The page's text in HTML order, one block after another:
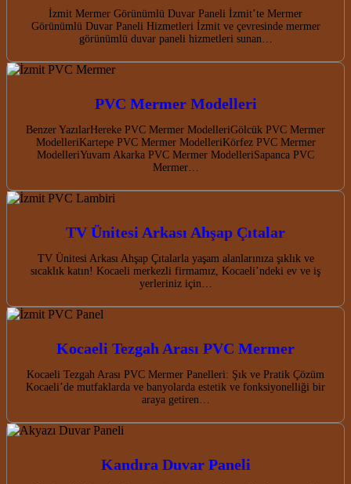
İzmit Mermer Görünümlü Duvar Paneli İzmit’te Mermer
Görünümlü Duvar Paneli Hizmetleri İzmit ve çevresinde mermer
görünümlü duvar paneli hizmetleri sunan…
PVC Mermer Modelleri
Benzer YazılarHereke PVC Mermer ModelleriGölcük PVC Mermer
ModelleriKartepe PVC Mermer ModelleriKörfez PVC Mermer
ModelleriYuvam Akarka PVC Mermer ModelleriSapanca PVC
Mermer…
TV Ünitesi Arkası Ahşap Çıtalar
TV Ünitesi Arkası Ahşap Çıtalarla yaşam alanlarınıza şıklık ve
sıcaklık katın! Kocaeli merkezli firmamız, Kocaeli’ndeki ev ve iş
yerleriniz için…
Kocaeli Tezgah Arası PVC Mermer
Kocaeli Tezgah Arası PVC Mermer Panelleri: Şık ve Pratik Çözüm
Kocaeli’de mutfaklarda ve banyolarda estetik ve fonksiyonelliği bir
araya getiren…
Kandıra Duvar Paneli